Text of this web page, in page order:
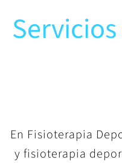
En Fisioterapia
y fisioterapia